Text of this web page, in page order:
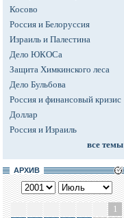
Косово
Россия и Белоруссия
Израиль и Палестина
Дело ЮКОСа
Защита Химкинского леса
Дело Бульбова
Россия и финансовый кризис
Доллар
Россия и Израиль
все темы
АРХИВ
1